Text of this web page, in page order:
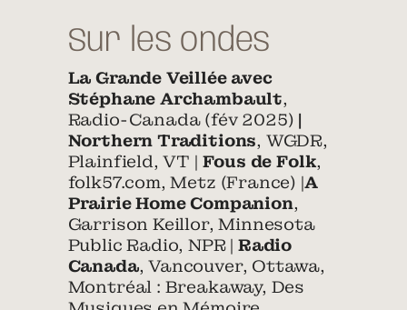
Sur les ondes
La Grande Veillée avec
Stéphane Archambault,
Radio-Canada (fév 2025) |
Northern Traditions, WGDR,
Plainfield, VT | Fous de Folk,
folk57.com, Metz (France) |A
Prairie Home Companion,
Garrison Keillor, Minnesota
Public Radio, NPR | Radio
Canada, Vancouver, Ottawa,
Montréal : Breakaway, Des